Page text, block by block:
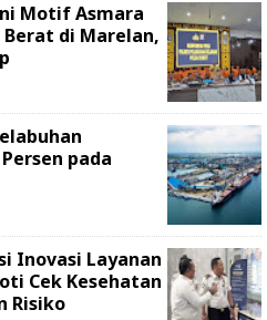
Motif Asmara
di Marelan,
pada
Inovasi Layanan
Cek Kesehatan
Risiko